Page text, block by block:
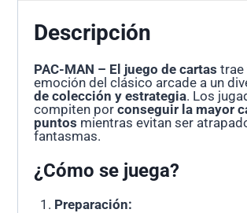
Descripción
PAC-MAN – El juego de cartas trae
emoción del clásico arcade a un
de colección y estrategia. Los
compiten porconseguir la mayor
puntos mientras evitan ser
fantasmas.
¿Cómo se juega?
Preparación: